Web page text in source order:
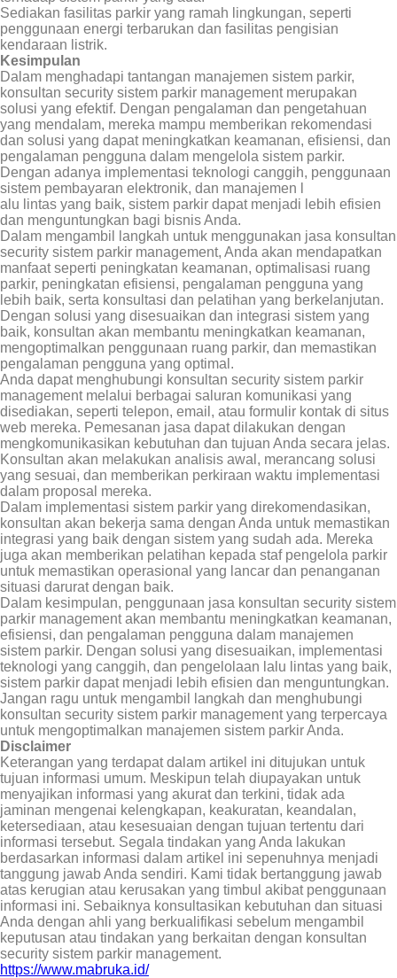
Sediakan fasilitas parkir yang ramah lingkungan, seperti
penggunaan energi terbarukan dan fasilitas pengisian
kendaraan listrik.
Kesimpulan
Dalam menghadapi tantangan manajemen sistem parkir,
konsultan security sistem parkir management merupakan
solusi yang efektif. Dengan pengalaman dan pengetahuan
yang mendalam, mereka mampu memberikan rekomendasi
dan solusi yang dapat meningkatkan keamanan, efisiensi, dan
pengalaman pengguna dalam mengelola sistem parkir.
Dengan adanya implementasi teknologi canggih, penggunaan
sistem pembayaran elektronik, dan manajemen l
alu lintas yang baik, sistem parkir dapat menjadi lebih efisien
dan menguntungkan bagi bisnis Anda.
Dalam mengambil langkah untuk menggunakan jasa konsultan
security sistem parkir management, Anda akan mendapatkan
manfaat seperti peningkatan keamanan, optimalisasi ruang
parkir, peningkatan efisiensi, pengalaman pengguna yang
lebih baik, serta konsultasi dan pelatihan yang berkelanjutan.
Dengan solusi yang disesuaikan dan integrasi sistem yang
baik, konsultan akan membantu meningkatkan keamanan,
mengoptimalkan penggunaan ruang parkir, dan memastikan
pengalaman pengguna yang optimal.
Anda dapat menghubungi konsultan security sistem parkir
management melalui berbagai saluran komunikasi yang
disediakan, seperti telepon, email, atau formulir kontak di situs
web mereka. Pemesanan jasa dapat dilakukan dengan
mengkomunikasikan kebutuhan dan tujuan Anda secara jelas.
Konsultan akan melakukan analisis awal, merancang solusi
yang sesuai, dan memberikan perkiraan waktu implementasi
dalam proposal mereka.
Dalam implementasi sistem parkir yang direkomendasikan,
konsultan akan bekerja sama dengan Anda untuk memastikan
integrasi yang baik dengan sistem yang sudah ada. Mereka
juga akan memberikan pelatihan kepada staf pengelola parkir
untuk memastikan operasional yang lancar dan penanganan
situasi darurat dengan baik.
Dalam kesimpulan, penggunaan jasa konsultan security sistem
parkir management akan membantu meningkatkan keamanan,
efisiensi, dan pengalaman pengguna dalam manajemen
sistem parkir. Dengan solusi yang disesuaikan, implementasi
teknologi yang canggih, dan pengelolaan lalu lintas yang baik,
sistem parkir dapat menjadi lebih efisien dan menguntungkan.
Jangan ragu untuk mengambil langkah dan menghubungi
konsultan security sistem parkir management yang terpercaya
untuk mengoptimalkan manajemen sistem parkir Anda.
Disclaimer
Keterangan yang terdapat dalam artikel ini ditujukan untuk
tujuan informasi umum. Meskipun telah diupayakan untuk
menyajikan informasi yang akurat dan terkini, tidak ada
jaminan mengenai kelengkapan, keakuratan, keandalan,
ketersediaan, atau kesesuaian dengan tujuan tertentu dari
informasi tersebut. Segala tindakan yang Anda lakukan
berdasarkan informasi dalam artikel ini sepenuhnya menjadi
tanggung jawab Anda sendiri. Kami tidak bertanggung jawab
atas kerugian atau kerusakan yang timbul akibat penggunaan
informasi ini. Sebaiknya konsultasikan kebutuhan dan situasi
Anda dengan ahli yang berkualifikasi sebelum mengambil
keputusan atau tindakan yang berkaitan dengan konsultan
security sistem parkir management.
https://www.mabruka.id/